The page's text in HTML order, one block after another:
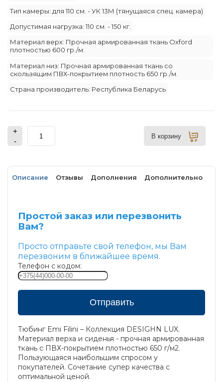
Тип камеры: для 110 см. - УК 13М (тянущаяся спец. камера)
Допустимая нагрузка: 110 см. - 150 кг.
Материал верх: Прочная армированная ткань Oxford
плотностью 600 гр./м.
Материал низ: Прочная армированная ткань со
скользящим ПВХ-покрытием плотность 650 гр./м.
Страна производитель: Республика Беларусь
+
-
В корзину
Описание Отзывы Дополнения Дополнительно
Простой заказ или перезвонить
Вам?
Просто отправьте свой телефон, мы Вам
перезвоним в ближайшее время.
Телефон с кодом:
Отправить
Тюбинг Emi Filini – Коллекция DESIGHN LUX.
Материал верха и сиденья - прочная армированная
ткань с ПВХ-покрытием плотностью 650 г/м2.
Пользующаяся наибольшим спросом у
покупателей. Сочетание супер качества с
оптимальной ценой.